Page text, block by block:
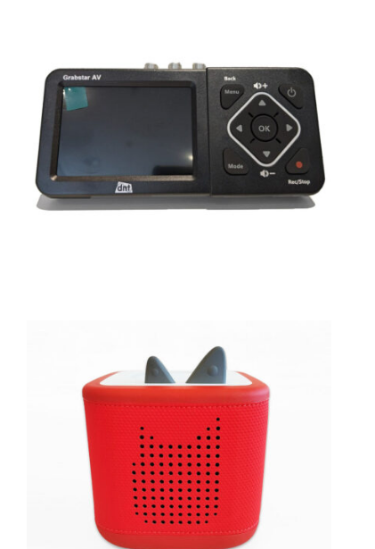
Video-Digitalisierer Grabstar AV
Toniebox 2